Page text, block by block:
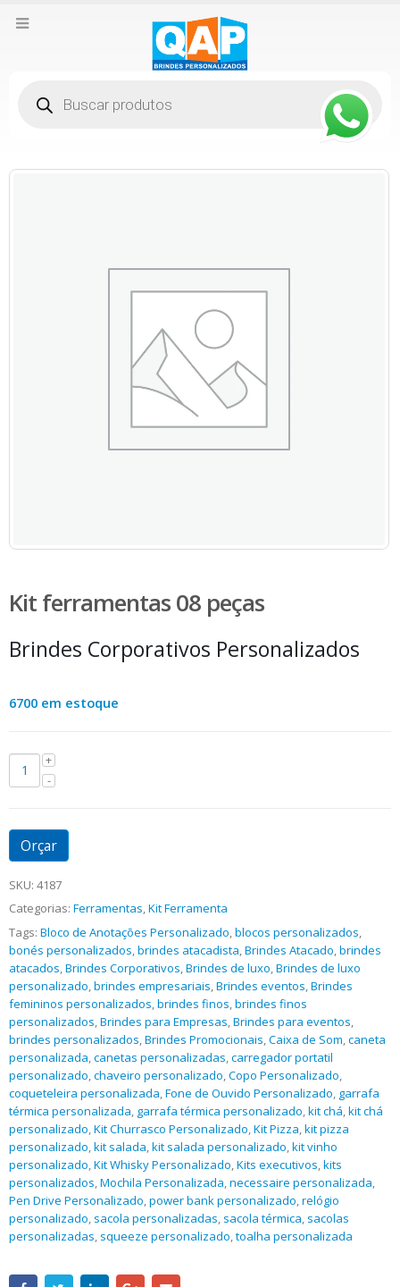
produtos
Kit ferramentas 08 peças
Brindes Corporativos Personalizados
6700 em estoque
Orçar
SKU: 4187
Categorias: Ferramentas,Kit Ferramenta
Tags: Bloco de Anotações Personalizado,blocos personalizados,
bonés personalizados,brindes atacadista,Brindes Atacado,brindes
atacados,Brindes Corporativos,Brindes de luxo,Brindes de luxo
personalizado,brindes empresariais,Brindes eventos,Brindes
femininos personalizados,brindes finos,brindes finos
personalizados,Brindes para Empresas,Brindes para eventos,
brindes personalizados,Brindes Promocionais,Caixa de Som,caneta
personalizada,canetas personalizadas,carregador portatil
personalizado,chaveiro personalizado,Copo Personalizado,
coqueteleira personalizada,Fone de Ouvido Personalizado, garrafa
térmica personalizada, garrafa térmica personalizado,kit chá,kit chá
personalizado,Kit Churrasco Personalizado,Kit Pizza,kit pizza
personalizado,kit salada,kit salada personalizado,kit vinho
personalizado,Kit Whisky Personalizado,Kits executivos,kits
personalizados,Mochila Personalizada,necessaire personalizada,
Pen Drive Personalizado,power bank personalizado,relógio
personalizado, sacola personalizadas, sacola térmica, sacolas
personalizadas, squeeze personalizado,toalha personalizada